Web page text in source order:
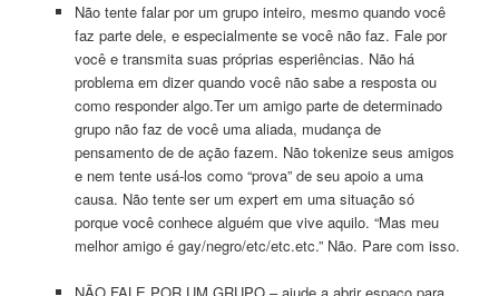
Não tente falar por um grupo inteiro, mesmo quando você
faz parte dele, e especialmente se você não faz. Fale por
você e transmita suas próprias esperiências. Não há
problema em dizer quando você não sabe a resposta ou
como responder algo.Ter um amigo parte de determinado
grupo não faz de você uma aliada, mudança de
pensamento de de ação fazem. Não tokenize seus amigos
e nem tente usá-los como “prova” de seu apoio a uma
causa. Não tente ser um expert em uma situação só
porque você conhece alguém que vive aquilo. “Mas meu
melhor amigo é gay/negro/etc/etc.etc.” Não. Pare com isso.